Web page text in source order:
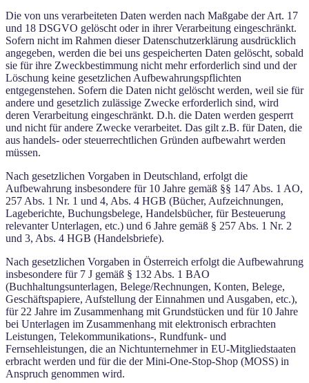
Die von uns verarbeiteten Daten werden nach Maßgabe der Art. 17
und 18 DSGVO gelöscht oder in ihrer Verarbeitung eingeschränkt.
Sofern nicht im Rahmen dieser Datenschutzerklärung ausdrücklich
angegeben, werden die bei uns gespeicherten Daten gelöscht, sobald
sie für ihre Zweckbestimmung nicht mehr erforderlich sind und der
Löschung keine gesetzlichen Aufbewahrungspflichten
entgegenstehen. Sofern die Daten nicht gelöscht werden, weil sie für
andere und gesetzlich zulässige Zwecke erforderlich sind, wird
deren Verarbeitung eingeschränkt. D.h. die Daten werden gesperrt
und nicht für andere Zwecke verarbeitet. Das gilt z.B. für Daten, die
aus handels- oder steuerrechtlichen Gründen aufbewahrt werden
müssen.
Nach gesetzlichen Vorgaben in Deutschland, erfolgt die
Aufbewahrung insbesondere für 10 Jahre gemäß §§ 147 Abs. 1 AO,
257 Abs. 1 Nr. 1 und 4, Abs. 4 HGB (Bücher, Aufzeichnungen,
Lageberichte, Buchungsbelege, Handelsbücher, für Besteuerung
relevanter Unterlagen, etc.) und 6 Jahre gemäß § 257 Abs. 1 Nr. 2
und 3, Abs. 4 HGB (Handelsbriefe).
Nach gesetzlichen Vorgaben in Österreich erfolgt die Aufbewahrung
insbesondere für 7 J gemäß § 132 Abs. 1 BAO
(Buchhaltungsunterlagen, Belege/Rechnungen, Konten, Belege,
Geschäftspapiere, Aufstellung der Einnahmen und Ausgaben, etc.),
für 22 Jahre im Zusammenhang mit Grundstücken und für 10 Jahre
bei Unterlagen im Zusammenhang mit elektronisch erbrachten
Leistungen, Telekommunikations-, Rundfunk- und
Fernsehleistungen, die an Nichtunternehmer in EU-Mitgliedstaaten
erbracht werden und für die der Mini-One-Stop-Shop (MOSS) in
Anspruch genommen wird.